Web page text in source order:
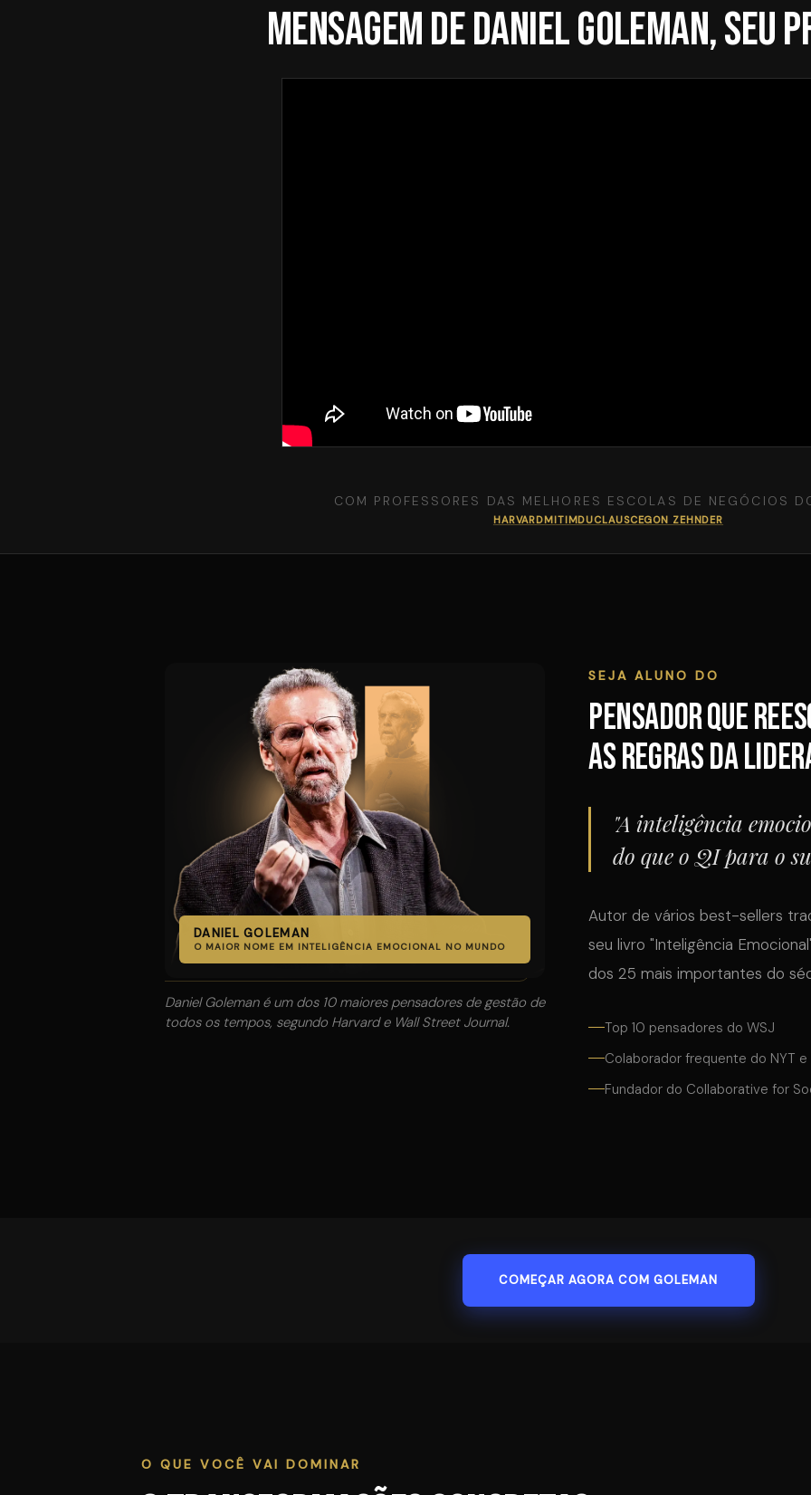
Mensagem de Daniel Goleman, seu
COM PROFESSORES DAS MELHORES ESCOLAS DE NEGÓCIOS
HARVARDMITIMDUCLAUSCEGON ZEHNDER
DANIEL GOLEMAN
O MAIOR NOME EM INTELIGÊNCIA EMOCIONAL NO MUNDO
Daniel Goleman é um dos 10 maiores pensadores de gestão de
todos os tempos, segundo Harvard e Wall Street Journal.
SEJA ALUNO DO
pensador que
as regras da
"A inteligência
do que o QI para o
Autor de vários best-sellers
seu livro "Inteligência
dos 25 mais importantes do
Top 10 pensadores do WSJ
Colaborador frequente do NYT
Fundador do Collaborative for
COMEÇAR AGORA COM GOLEMAN
O QUE VOCÊ VAI DOMINAR